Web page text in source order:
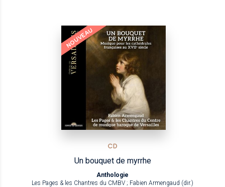
NOUVEAU
CD
Un bouquet de myrrhe
Anthologie
Les Pages & les Chantres du CMBV ; Fabien Armengaud (dir.)